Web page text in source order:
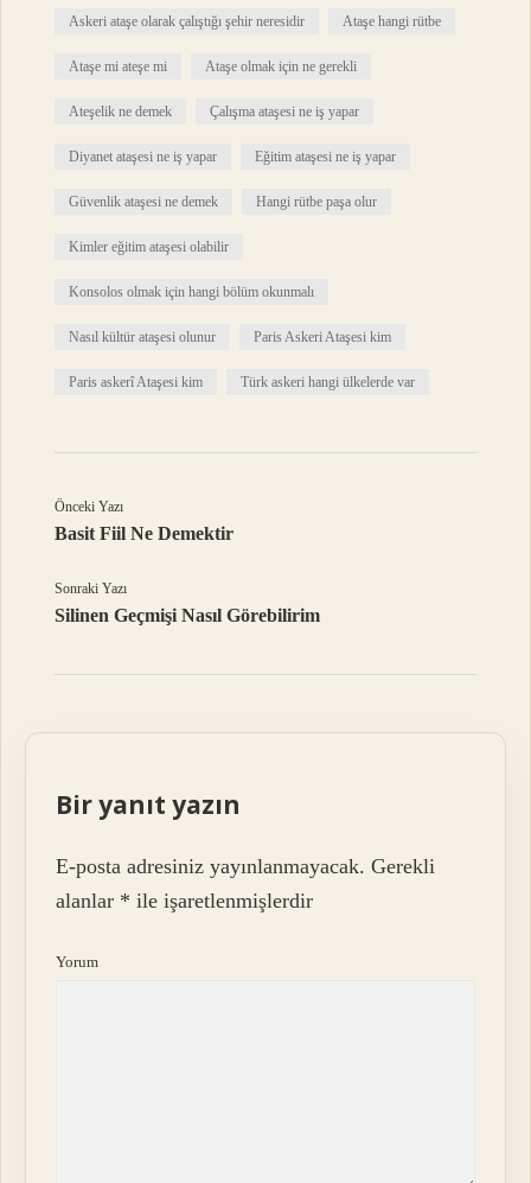
Askeri ataşe olarak çalıştığı şehir neresidir Ataşe hangi rütbe
Ataşe mi ateşe mi Ataşe olmak için ne gerekli
Ateşelik ne demek Çalışma ataşesi ne iş yapar
Diyanet ataşesi ne iş yapar Eğitim ataşesi ne iş yapar
Güvenlik ataşesi ne demek Hangi rütbe paşa olur
Kimler eğitim ataşesi olabilir
Konsolos olmak için hangi bölüm okunmalı
Nasıl kültür ataşesi olunur Paris Askeri Ataşesi kim
Paris askerî Ataşesi kim Türk askeri hangi ülkelerde var
Önceki Yazı
Basit Fiil Ne Demektir
Sonraki Yazı
Silinen Geçmişi Nasıl Görebilirim
Bir yanıt yazın
E-posta adresiniz yayınlanmayacak. Gerekli
alanlar * ile işaretlenmişlerdir
Yorum